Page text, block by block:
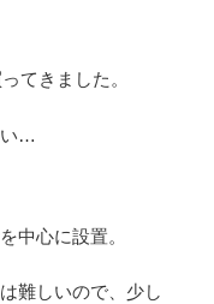
てきました。
い…
中心に設置。
難しいので、少し